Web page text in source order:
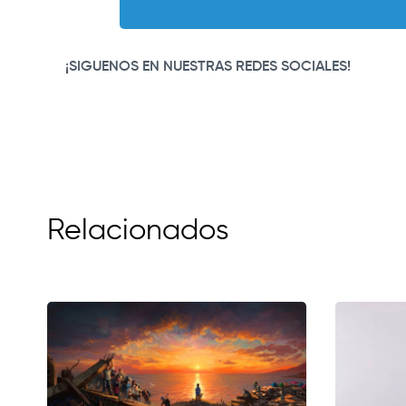
¡SIGUENOS EN NUESTRAS REDES SOCIALES!
Relacionados